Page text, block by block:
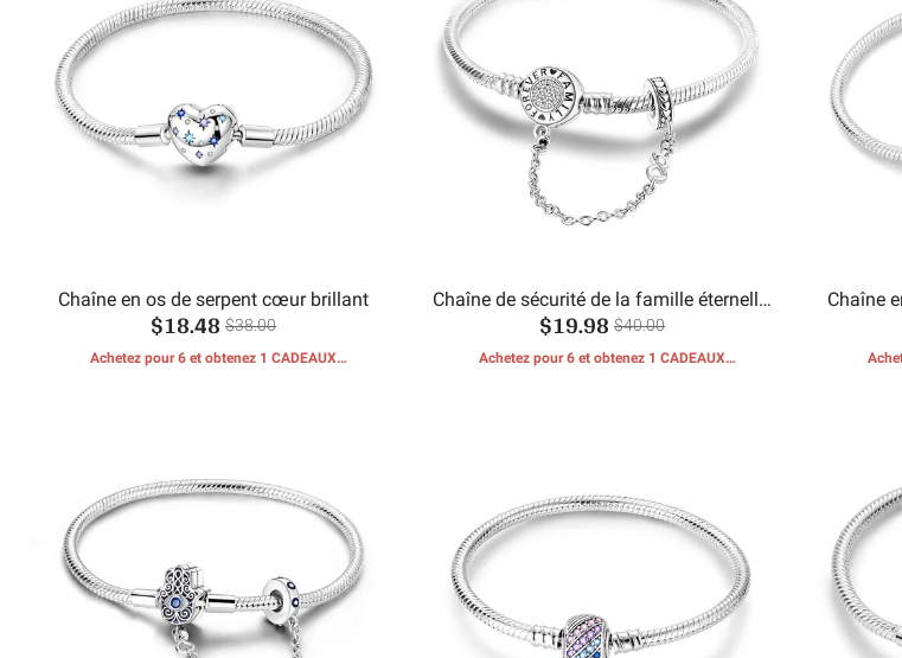
Chaîne en os de serpent cœur brillant
$18.48 $38.00
Achetez pour 6 et obtenez 1 CADEAUX
Chaîne de sécurité de la famille éternelle,
chaîne en os de serpent
$19.98 $40.00
Achetez pour 6 et obtenez 1 CADEAUX
Chaîne